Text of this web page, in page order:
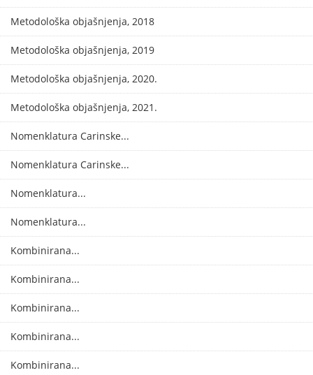
Metodološka objašnjenja, 2018
Metodološka objašnjenja, 2019
Metodološka objašnjenja, 2020.
Metodološka objašnjenja, 2021.
Nomenklatura Carinske...
Nomenklatura Carinske...
Nomenklatura...
Nomenklatura...
Kombinirana...
Kombinirana...
Kombinirana...
Kombinirana...
Kombinirana...